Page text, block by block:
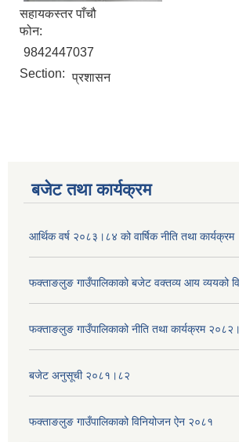
सहायकस्तर पाँचौ
फोन:
9842447037
Section: प्रशासन
बजेट तथा कार्यक्रम
आर्थिक वर्ष २०८३।८४ को वार्षिक नीति तथा कार्यक्रम
फक्ताङलुङ गाउँपालिकाको बजेट वक्तव्य आय व्ययको
फक्ताङलुङ गाउँपालिकाको नीति तथा कार्यक्रम
बजेट अनुसूची २०८१।८२
फक्ताङलुङ गाउँपालिकाको विनियोजन ऐन २०८१